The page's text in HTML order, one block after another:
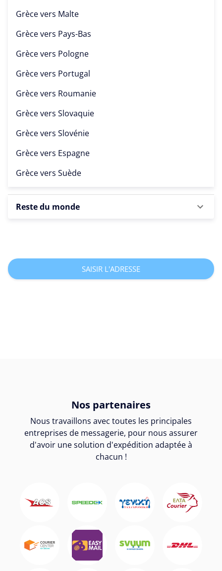
Grèce vers Malte
Grèce vers Pays-Bas
Grèce vers Pologne
Grèce vers Portugal
Grèce vers Roumanie
Grèce vers Slovaquie
Grèce vers Slovénie
Grèce vers Espagne
Grèce vers Suède
Reste du monde
SAISIR L'ADRESSE
Nos partenaires
Nous travaillons avec toutes les principales
entreprises de messagerie, pour nous assurer
d'avoir une solution d'expédition adaptée à
chacun !